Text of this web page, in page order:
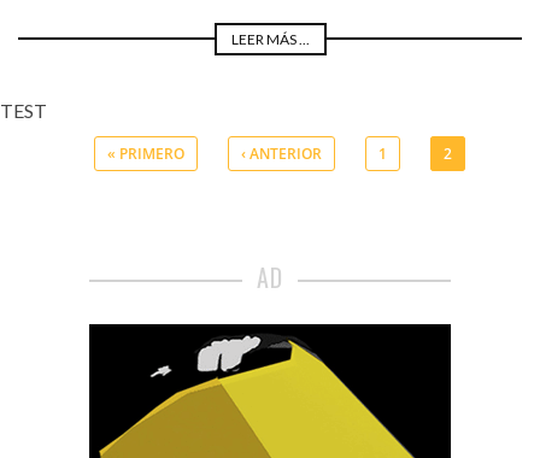
LEER MÁS ...
TEST
« PRIMERO ‹ ANTERIOR 1 2
AD